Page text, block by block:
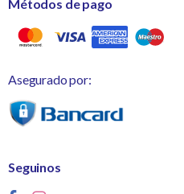
Métodos de pago
Asegurado por:
Seguinos